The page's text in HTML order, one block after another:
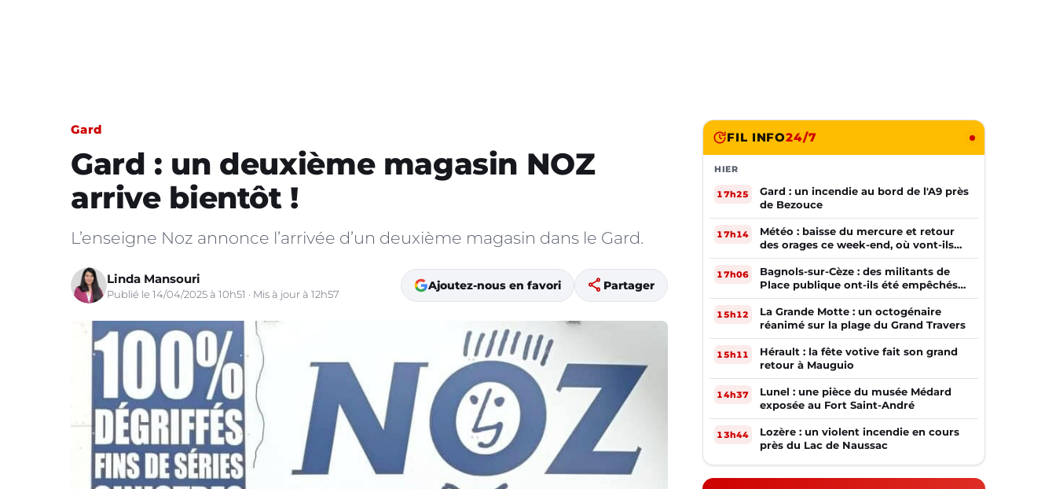
Gard
Gard : un deuxième magasin NOZ
arrive bientôt !
L’enseigne Noz annonce l’arrivée d’un deuxième magasin dans le Gard.
Linda Mansouri
Publié le 14/04/2025 à 10h51 · Mis à jour à 12h57
Ajoutez-nous en favori share Partager
FIL INFO24/7
HIER
17h25
Gard : un incendie au bord de l'A9 près
de Bezouce
17h14
Météo : baisse du mercure et retour
des orages ce week-end, où vont-ils
frapper ?
17h06
Bagnols-sur-Cèze : des militants de
Place publique ont-ils été empêchés
de tracter par la mairie ?
15h12
La Grande Motte : un octogénaire
réanimé sur la plage du Grand Travers
15h11
Hérault : la fête votive fait son grand
retour à Mauguio
14h37
Lunel : une pièce du musée Médard
exposée au Fort Saint-André
13h44
Lozère : un violent incendie en cours
près du Lac de Naussac